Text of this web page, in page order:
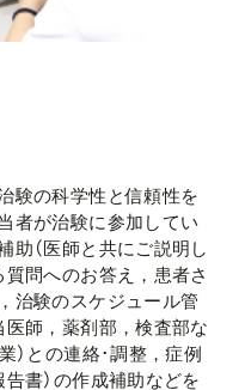
験の科学性と信頼性を
者が治験に参加してい
助（医師と共にご説明し
質問へのお答え，患者さ
治験のスケジュール管
医師，薬剤部，検査部な
）との連絡･調整，症例
書）の作成補助などを